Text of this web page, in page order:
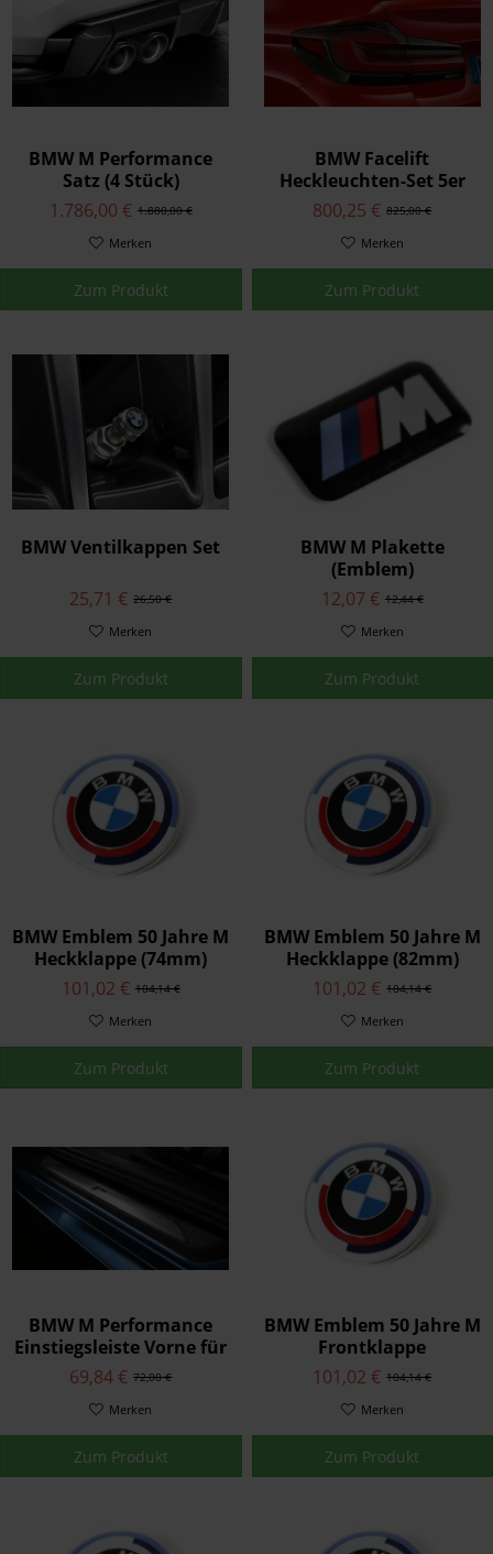
BMW M Performance
Satz (4 Stück)
Endrohrblende Carbon
M3 G80 G81 M4 G82 G83
1.880,00 €
1.786,00 €
Merken
Zum Produkt
BMW Facelift
Heckleuchten-Set 5er
G30 / M5 F90
825,00 €
800,25 €
Merken
Zum Produkt
BMW Ventilkappen Set
26,50 €
25,71 €
Merken
Zum Produkt
BMW M Plakette
(Emblem)
12,44 €
12,07 €
Merken
Zum Produkt
BMW Emblem 50 Jahre M
Heckklappe (74mm)
104,14 €
101,02 €
Merken
Zum Produkt
BMW Emblem 50 Jahre M
Heckklappe (82mm)
104,14 €
101,02 €
Merken
Zum Produkt
BMW M Performance
Einstiegsleiste Vorne für
1er 2er 3er 4er X2
72,00 €
69,84 €
Merken
Zum Produkt
BMW Emblem 50 Jahre M
Frontklappe
Motorhaube (74mm)
104,14 €
101,02 €
Merken
Zum Produkt